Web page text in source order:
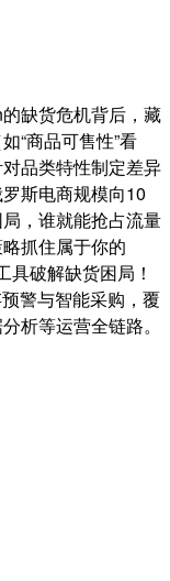
缺货危机背后，藏
“商品可售性”看
品类特性制定差异
斯电商规模向10
，谁就能抢占流量
抓住属于你的
具破解缺货困局！
警与智能采购，覆
析等运营全链路。